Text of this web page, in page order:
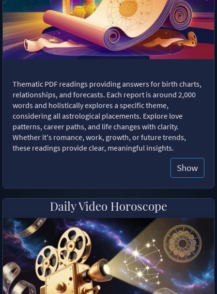
Thematic PDF readings providing answers for birth charts,
relationships, and forecasts. Each report is around 2,000
words and holistically explores a specific theme,
considering all astrological placements. Explore love
patterns, career paths, and life changes with clarity.
Whether it's romance, work, growth, or future trends,
these readings provide clear, meaningful insights.
Show
Daily Video Horoscope